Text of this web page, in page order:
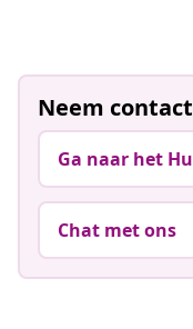
Neem
Ga naar het
Chat met ons